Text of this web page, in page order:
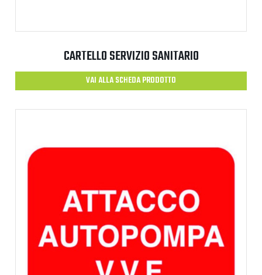
CARTELLO SERVIZIO SANITARIO
VAI ALLA SCHEDA PRODOTTO